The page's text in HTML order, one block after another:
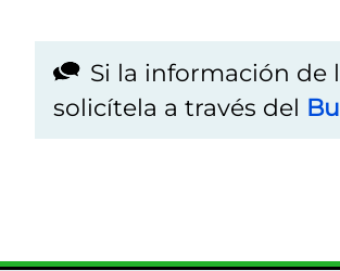
Si la información de
solicítela a través del